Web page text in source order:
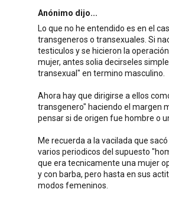
Anónimo dijo...
Lo que no he entendido es en el
transgeneros o transexuales. Si
testiculos y se hicieron la
mujer, antes solia decirseles
transexual" en termino masculino.
Ahora hay que dirigirse a ellos
transgenero" haciendo el margen
pensar si de origen fue hombre o
Me recuerda a la vacilada que
varios periodicos del supuesto
que era tecnicamente una mujer
y con barba, pero hasta en sus
modos femeninos.